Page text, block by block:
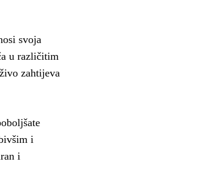
svoja
u različitim
zahtijeva
i
i